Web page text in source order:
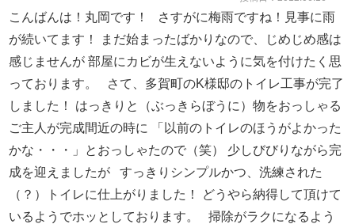
こんばんは！丸岡です！
さすがに梅雨ですね！見事に雨
が続いてます！
まだ始まったばかりなので、じめじめ感は
感じませんが 部屋にカビが生えないように気を付けたく思
っております。
さて、多賀町のK様邸のトイレ工事が完了
しました！
はっきりと（ぶっきらぼうに）物をおっしゃる
ご主人が完成間近の時に 「 以前のトイレのほうがよかった
かな・・・」と おっしゃたので（笑）
少しびびりながら完
成を迎えましたが
すっきりシンプルかつ、洗練された
（？）トイレに仕上がりました！
どうやら納得して頂けて
いるようでホッとしております。
掃除がラクになるよう